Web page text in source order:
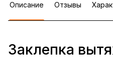
Описание Отзывы
Заклепка